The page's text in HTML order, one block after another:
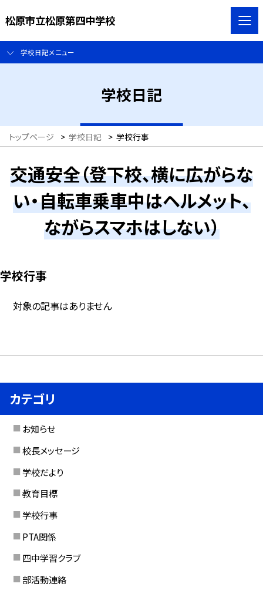
松原市立松原第四中学校
学校日記メニュー
学校日記
トップページ > 学校日記 > 学校行事
交通安全（登下校、横に広がらな
い・自転車乗車中はヘルメット、
ながらスマホはしない）
学校行事
対象の記事はありません
カテゴリ
お知らせ
校長メッセージ
学校だより
教育目標
学校行事
PTA関係
四中学習クラブ
部活動連絡